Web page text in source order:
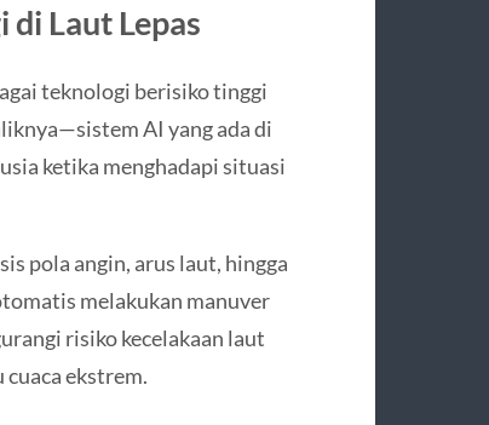
di Laut Lepas
teknologi berisiko tinggi
AI yang ada di
ketika menghadapi situasi
pola angin, arus laut, hingga
melakukan manuver
risiko kecelakaan laut
ekstrem.